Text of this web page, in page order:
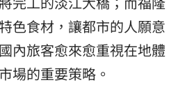
色食材，讓都市的人願意
內旅客愈來愈重視在地體
場的重要策略。